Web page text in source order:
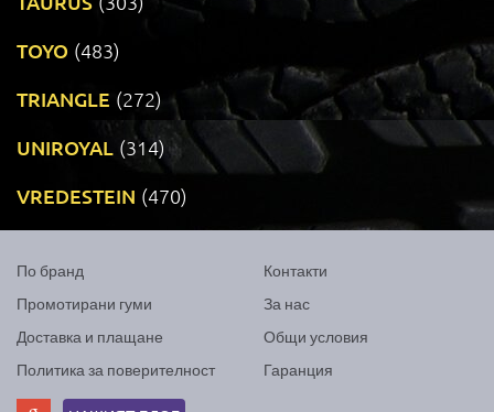
TOYO (483)
TRIANGLE (272)
UNIROYAL (314)
VREDESTEIN (470)
По бранд
Промотирани гуми
Доставка и плащане
Политика за поверителност
Контакти
За нас
Общи условия
Гаранция